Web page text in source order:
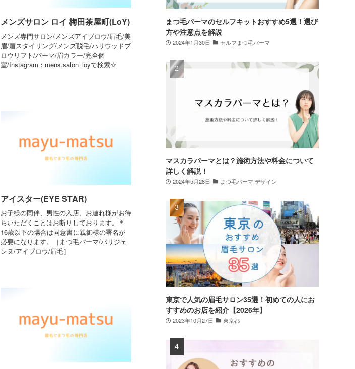
メンズサロン ロイ 梅田茶屋町(LoY)
メンズ専門サロン/メンズアイブロウ/眉毛/美
眉/眉スタイリング/メンズ脱毛/ハリウッドブ
ロウリフト/パーマ/眉カラー/完全個
室/Instagram：mens.salon_loyで検索☆
アイスター(EYE STAR)
お子様の同伴、男性の入店、お連れ様がお待
ちいただくことはお断りしております。＊
16歳以下の場合は同意書に親御様の署名が
必要になります。［まつ毛パーマ/パリジェ
ンヌ/アイブロウ/眉毛］
まつ毛パーマのセルフキットおすすめ5選！選び
方や注意点を解説
2024年1月30日 セルフまつ毛パーマ
マスカラパーマとは？施術方法や料金について
詳しく解説！
2024年5月28日 まつ毛パーマ デザイン
東京で人気の眉毛サロン35選！初めての人にお
すすめのお店を紹介【2026年】
2023年10月27日 東京都